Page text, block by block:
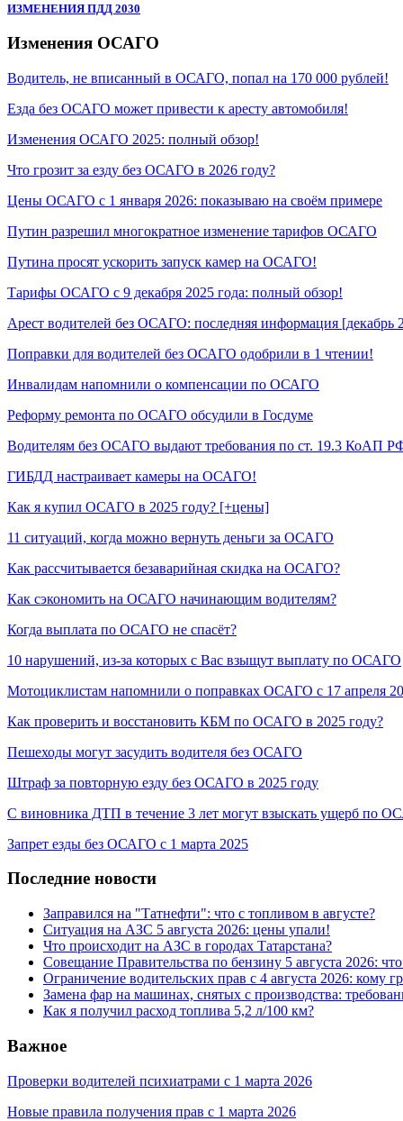
ИЗМЕНЕНИЯ ПДД 2030
Изменения ОСАГО
Водитель, не вписанный в ОСАГО, попал на 170 000 рублей!
Езда без ОСАГО может привести к аресту автомобиля!
Изменения ОСАГО 2025: полный обзор!
Что грозит за езду без ОСАГО в 2026 году?
Цены ОСАГО с 1 января 2026: показываю на своём примере
Путин разрешил многократное изменение тарифов ОСАГО
Путина просят ускорить запуск камер на ОСАГО!
Тарифы ОСАГО с 9 декабря 2025 года: полный обзор!
Арест водителей без ОСАГО: последняя информация [декабрь
Поправки для водителей без ОСАГО одобрили в 1 чтении!
Инвалидам напомнили о компенсации по ОСАГО
Реформу ремонта по ОСАГО обсудили в Госдуме
Водителям без ОСАГО выдают требования по ст. 19.3 КоАП
ГИБДД настраивает камеры на ОСАГО!
Как я купил ОСАГО в 2025 году? [+цены]
11 ситуаций, когда можно вернуть деньги за ОСАГО
Как рассчитывается безаварийная скидка на ОСАГО?
Как сэкономить на ОСАГО начинающим водителям?
Когда выплата по ОСАГО не спасёт?
10 нарушений, из-за которых с Вас взыщут выплату по ОСАГО
Мотоциклистам напомнили о поправках ОСАГО с 17 апреля
Как проверить и восстановить КБМ по ОСАГО в 2025 году?
Пешеходы могут засудить водителя без ОСАГО
Штраф за повторную езду без ОСАГО в 2025 году
С виновника ДТП в течение 3 лет могут взыскать ущерб по
Запрет езды без ОСАГО с 1 марта 2025
Последние новости
Заправился на "Татнефти": что с топливом в августе?
Ситуация на АЗС 5 августа 2026: цены упали!
Что происходит на АЗС в городах Татарстана?
Совещание Правительства по бензину 5 августа 2026:
Ограничение водительских прав с 4 августа 2026: кому
Замена фар на машинах, снятых с производства:
Как я получил расход топлива 5,2 л/100 км?
Важное
Проверки водителей психиатрами с 1 марта 2026
Новые правила получения прав с 1 марта 2026